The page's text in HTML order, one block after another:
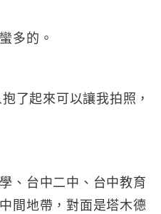
多的。
了起來可以讓我拍照，
、台中二中、台中教育
間地帶，對面是塔木德